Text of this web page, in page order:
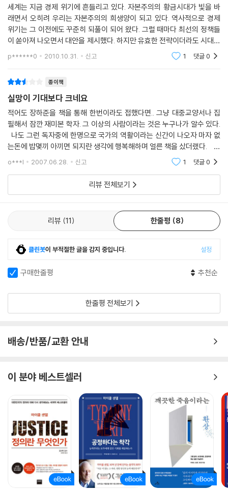
세계는 지금 경제 위기에 흔들리고 있다. 자본주의의 황금시대가 빛을 바
래면서 오히려 우리는 자본주의의 희생양이 되고 있다. 역사적으로 경제
위기는 그 이전에도 꾸준히 되풀이 되어 왔다. 그럴 때마다 최선의 정책들
이 쏟아져 나오면서 대안을 제시했다. 하지만 유효한 전략이더라도 시대적
이 한계에 노출되면서 더 이상 효력을 상실했다. 현 시점에서 경제 위기의
주범인 신자유
p******0 2010.10.31. 신고 1 댓글0
종이책
실망이 기대보다 크네요
적어도 장하준을 책을 통해 한번이라도 접했다면.. 그냥 대중교양서나 집
필해서 잠깐 재미본 학자. 그 이상의 사람이라는 것은 누구나가 알수 있다.
나도 그런 독자중에 한명으로 국가의 역활이라는 신간이 나오자 마자 없
는돈에 밥몇끼 아끼면 되지란 생각에 행복해하며 얼른 책을 샀더랬다. 책
을 읽다보면 이 책이 어떻게 해서 나온 책인지 알 수 있다. 좀 적나라하게
o***l 2007.06.28. 신고 1 댓글0
리뷰 전체보기
리뷰 11 한줄평 8
클린봇이 부적절한 글을 감지 중입니다. 설정
구매한줄평 추천순
한줄평 전체보기
배송/반품/교환 안내
이 분야 베스트셀러